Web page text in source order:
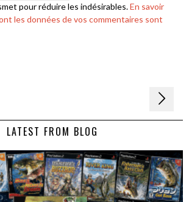
pour réduire les indésirables.En savoir
les données de vos commentaires sont
LATEST FROM BLOG